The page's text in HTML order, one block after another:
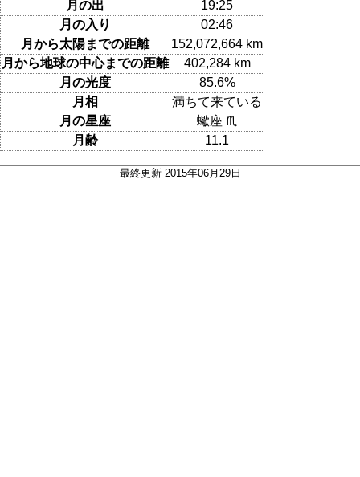
月の出
19:25
月の入り
02:46
月から太陽までの距離
152,072,664 km
月から地球の中心までの距離
402,284 km
月の光度
85.6%
月相
満ちて来ている
月の星座
蠍座 ♏
月齢
11.1
最終更新 2015年06月29日